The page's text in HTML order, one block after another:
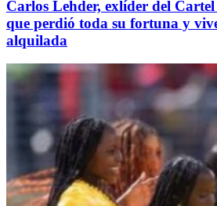
Carlos Lehder, exlíder del
que perdió toda su fortuna y
alquilada